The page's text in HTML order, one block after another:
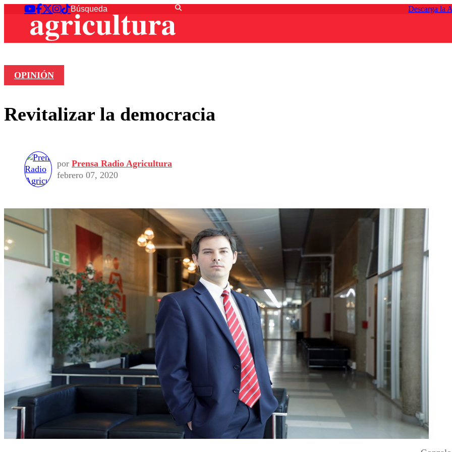
Descarga la
OPINIÓN
Revitalizar la democracia
por Prensa Radio Agricultura
febrero 07, 2020